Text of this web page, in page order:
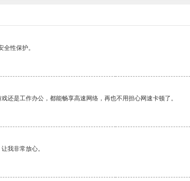
性保护。
还是工作办公，都能畅享高速网络，再也不用担心网速卡顿了。
我非常放心。